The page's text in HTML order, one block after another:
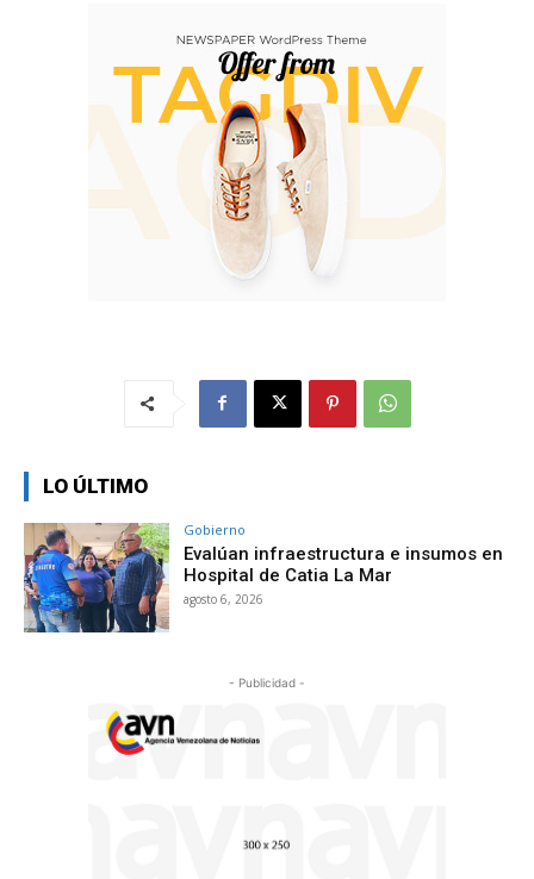
LO ÚLTIMO
Gobierno
Evalúan infraestructura e insumos en
Hospital de Catia La Mar
agosto 6, 2026
- Publicidad -